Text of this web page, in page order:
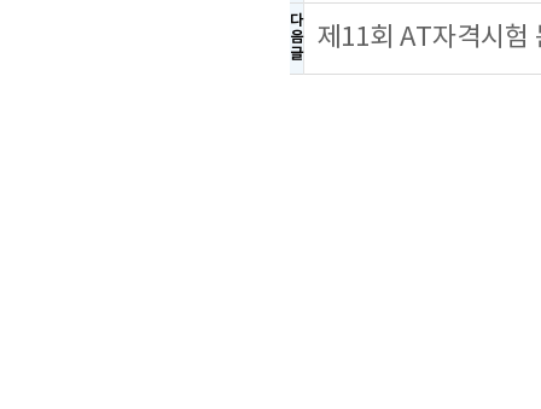
다
음
글
제11회 AT자격시험